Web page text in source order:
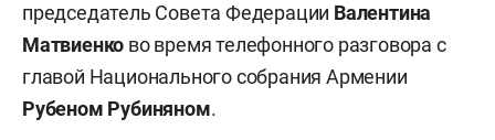
председатель Совета Федерации Валентина
Матвиенко во время телефонного разговора с
главой Национального собрания Армении
Рубеном Рубиняном.